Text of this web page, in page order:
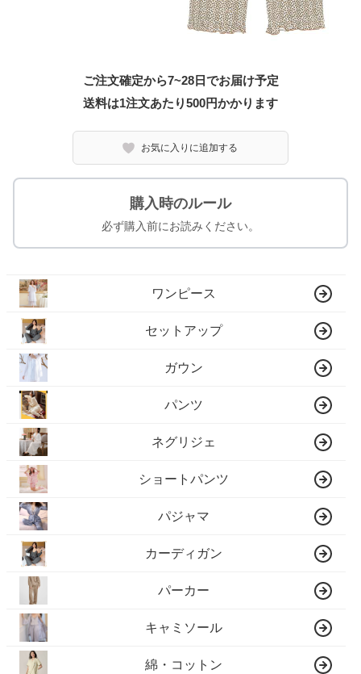
ご注文確定から7~28日でお届け予定
送料は1注文あたり500円かかります
お気に入りに追加する
購入時のルール
必ず購入前にお読みください。
ワンピース
セットアップ
ガウン
パンツ
ネグリジェ
ショートパンツ
パジャマ
カーディガン
パーカー
キャミソール
綿・コットン